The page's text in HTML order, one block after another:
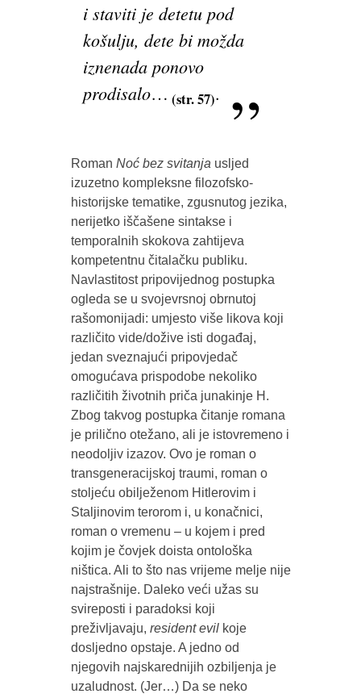
i staviti je detetu pod
košulju, dete bi možda
iznenada ponovo
prodisalo… (str. 57).
Roman Noć bez svitanja usljed
izuzetno kompleksne filozofsko-
historijske tematike, zgusnutog jezika,
nerijetko iščašene sintakse i
temporalnih skokova zahtijeva
kompetentnu čitalačku publiku.
Navlastitost pripovijednog postupka
ogleda se u svojevrsnoj obrnutoj
rašomonijadi: umjesto više likova koji
različito vide/dožive isti događaj,
jedan sveznajući pripovjedač
omogućava prispodobe nekoliko
različitih životnih priča junakinje H.
Zbog takvog postupka čitanje romana
je prilično otežano, ali je istovremeno i
neodoljiv izazov. Ovo je roman o
transgeneracijskoj traumi, roman o
stoljeću obilježenom Hitlerovim i
Staljinovim terorom i, u konačnici,
roman o vremenu – u kojem i pred
kojim je čovjek doista ontološka
ništica. Ali to što nas vrijeme melje nije
najstrašnije. Daleko veći užas su
svireposti i paradoksi koji
preživljavaju, resident evilkoje
dosljedno opstaje. A jedno od
njegovih najskarednijih ozbiljenja je
uzaludnost. (Jer…) Da se neko